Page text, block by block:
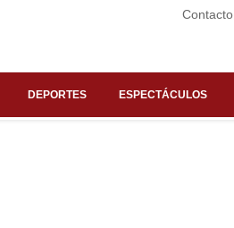
Contacto
DEPORTES ESPECTÁCULOS